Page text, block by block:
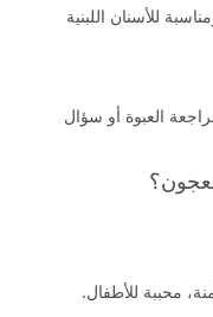
للأسنان اللبنية
العبوة أو سؤال
محببة للأطفال.